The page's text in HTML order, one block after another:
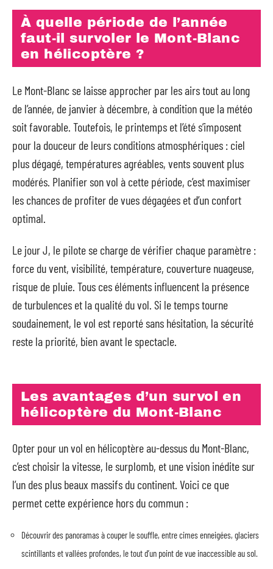
À quelle période de l’année
faut-il survoler le Mont-Blanc
en hélicoptère ?
Le Mont-Blanc se laisse approcher par les airs tout au long
de l’année, de janvier à décembre, à condition que la météo
soit favorable. Toutefois, le printemps et l’été s’imposent
pour la douceur de leurs conditions atmosphériques : ciel
plus dégagé, températures agréables, vents souvent plus
modérés. Planifier son vol à cette période, c’est maximiser
les chances de profiter de vues dégagées et d’un confort
optimal.
Le jour J, le pilote se charge de vérifier chaque paramètre :
force du vent, visibilité, température, couverture nuageuse,
risque de pluie. Tous ces éléments influencent la présence
de turbulences et la qualité du vol. Si le temps tourne
soudainement, le vol est reporté sans hésitation, la sécurité
reste la priorité, bien avant le spectacle.
Les avantages d’un survol en
hélicoptère du Mont-Blanc
Opter pour un vol en hélicoptère au-dessus du Mont-Blanc,
c’est choisir la vitesse, le surplomb, et une vision inédite sur
l’un des plus beaux massifs du continent. Voici ce que
permet cette expérience hors du commun :
Découvrir des panoramas à couper le souffle, entre cimes enneigées, glaciers
scintillants et vallées profondes, le tout d’un point de vue inaccessible au sol.